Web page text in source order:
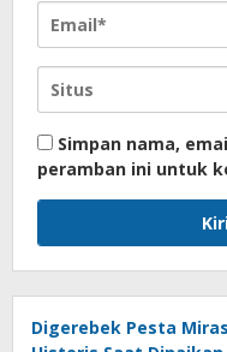
Simpan nama,
peramban ini untuk
Digerebek Pesta